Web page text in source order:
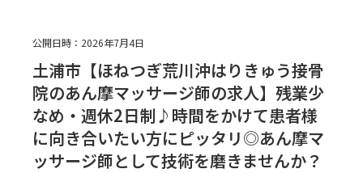
公開日時： 2026年7月4日
土浦市【ほねつぎ荒川沖はりきゅう接骨
院のあん摩マッサージ師の求人】残業少
なめ・週休2日制♪時間をかけて患者様
に向き合いたい方にピッタリ◎あん摩マ
ッサージ師として技術を磨きませんか？